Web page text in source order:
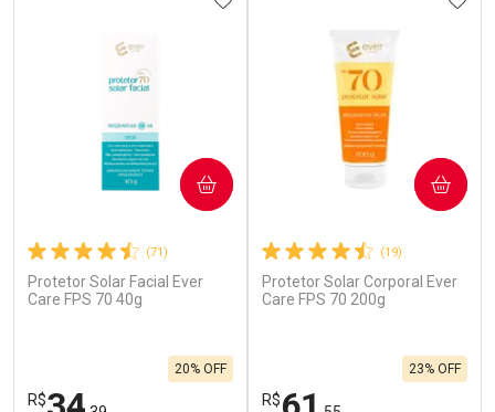
(71)
Protetor Solar Facial Ever
Care FPS 70 40g
R$
20% OFF
COMPRAR
(19)
Protetor Solar Corporal Ever
Care FPS 70 200g
R$
23% OFF
COMPRAR